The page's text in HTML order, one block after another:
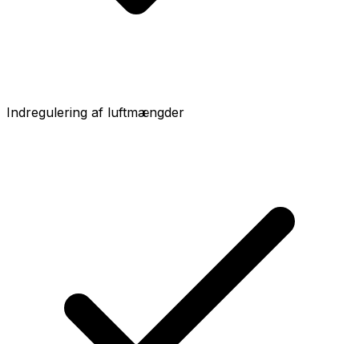
Indregulering af luftmængder